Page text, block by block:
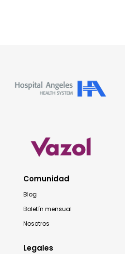
Comunidad
Blog
Boletín mensual
Nosotros
Legales